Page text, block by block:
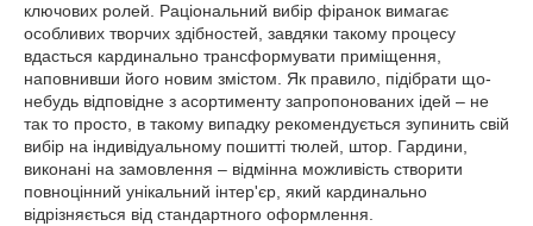
ключових ролей. Раціональний вибір фіранок вимагає
особливих творчих здібностей, завдяки такому процесу
вдасться кардинально трансформувати приміщення,
наповнивши його новим змістом. Як правило, підібрати що-
небудь відповідне з асортименту запропонованих ідей – не
так то просто, в такому випадку рекомендується зупинить свій
вибір на індивідуальному пошитті тюлей, штор. Гардини,
виконані на замовлення – відмінна можливість створити
повноцінний унікальний інтер'єр, який кардинально
відрізняється від стандартного оформлення.